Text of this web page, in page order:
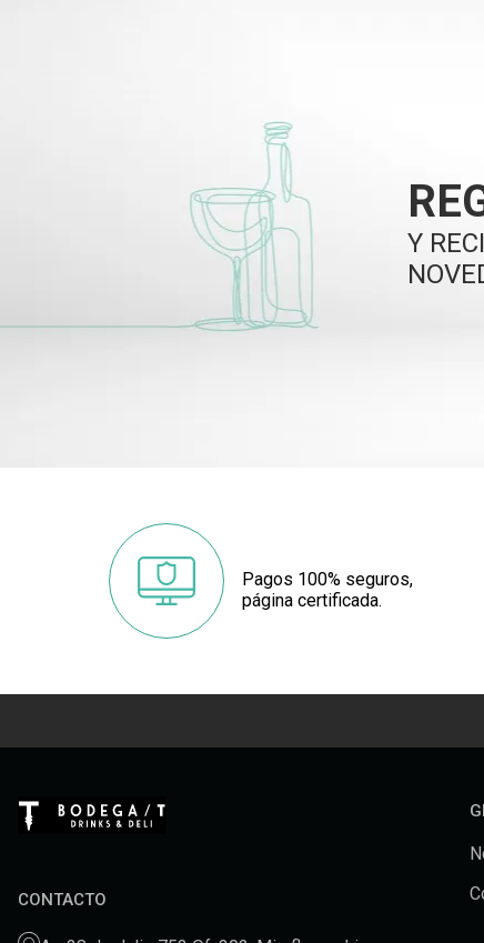
Y
Pagos 100% seguros,
página certificada.
CONTACTO